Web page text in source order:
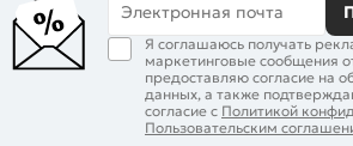
Электронная почта
Я соглашаюсь получать
маркетинговые сообщения
предоставляю согласие на
данных, а также
согласие с Политикой
Пользовательским